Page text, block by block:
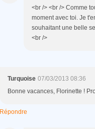
<br /> <br /> Comme
moment avec toi. Je
souhaitant une belle
<br />
Turquoise 07/03/2013 08:36
Bonne vacances, Florinette !
Répondre